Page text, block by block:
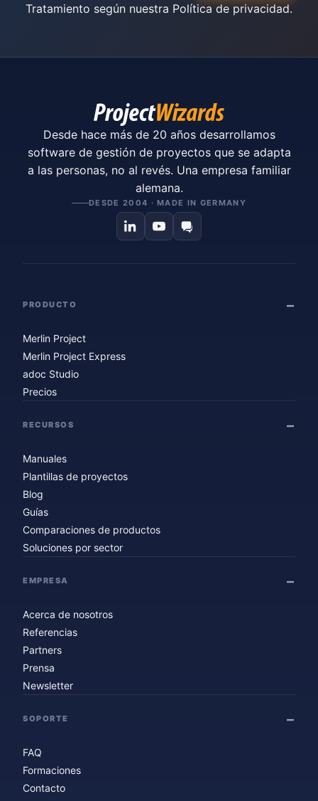
Tratamiento según nuestra Política de privacidad.
Desde hace más de 20 años desarrollamos
software de gestión de proyectos que se adapta
a las personas, no al revés. Una empresa familiar
alemana.
DESDE 2004 · MADE IN GERMANY
PRODUCTO
Merlin Project
Merlin Project Express
adoc Studio
Precios
RECURSOS
Manuales
Plantillas de proyectos
Blog
Guías
Comparaciones de productos
Soluciones por sector
EMPRESA
Acerca de nosotros
Referencias
Partners
Prensa
Newsletter
SOPORTE
FAQ
Formaciones
Contacto